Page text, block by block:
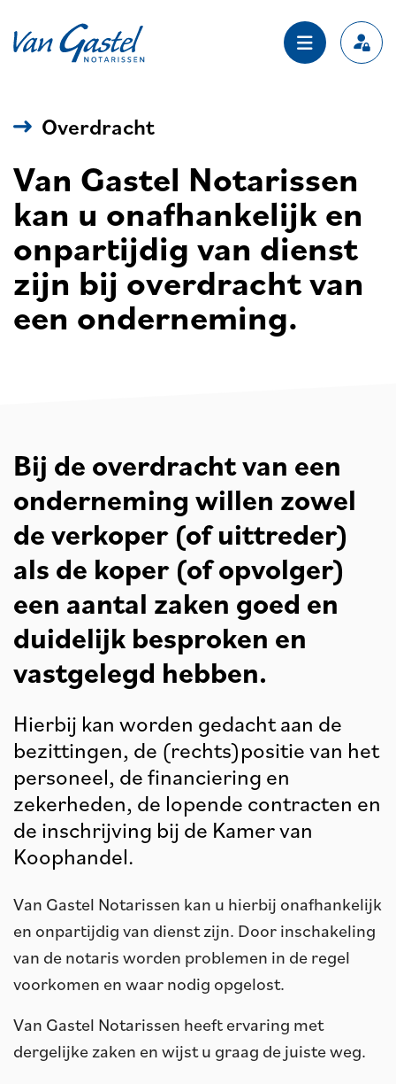
Navigation
Overdracht
Van Gastel Notarissen
kan u onafhankelijk en
onpartijdig van dienst
zijn bij overdracht van
een onderneming.
Bij de overdracht van een
onderneming willen zowel
de verkoper (of uittreder)
als de koper (of opvolger)
een aantal zaken goed en
duidelijk besproken en
vastgelegd hebben.
Hierbij kan worden gedacht aan de
bezittingen, de (rechts)positie van het
personeel, de financiering en
zekerheden, de lopende contracten en
de inschrijving bij de Kamer van
Koophandel.
Van Gastel Notarissen kan u hierbij onafhankelijk
en onpartijdig van dienst zijn. Door inschakeling
van de notaris worden problemen in de regel
voorkomen en waar nodig opgelost.
Van Gastel Notarissen heeft ervaring met
dergelijke zaken en wijst u graag de juiste weg.